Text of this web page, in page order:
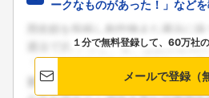
ークなものがあった！」などを
１分で無料登録して、60万社
メールで登録（